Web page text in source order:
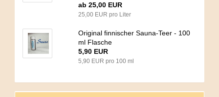
ab 25,00 EUR
25,00 EUR pro Liter
Original finnischer Sauna-Teer - 100
ml Flasche
5,90 EUR
5,90 EUR pro 100 ml